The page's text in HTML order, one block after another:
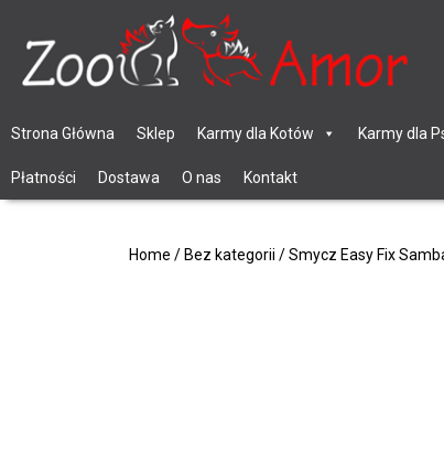
Strona Główna Sklep Karmy dla Kotów Karmy dla
Płatności Dostawa O nas Kontakt
Home / Bez kategorii / Smycz Easy Fix